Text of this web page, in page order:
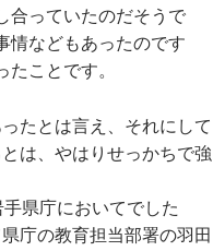
合っていたのだそうで
情などもあったのです
ことです。
たとは言え、それにして
は、やはりせっかちで強
県庁においてでした
庁の教育担当部署の羽田